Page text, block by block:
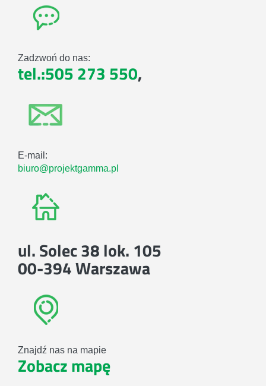
Zadzwoń do nas:
tel.:505 273 550,
E-mail:
biuro@projektgamma.pl
ul. Solec 38 lok. 105
00-394 Warszawa
Znajdź nas na mapie
Zobacz mapę